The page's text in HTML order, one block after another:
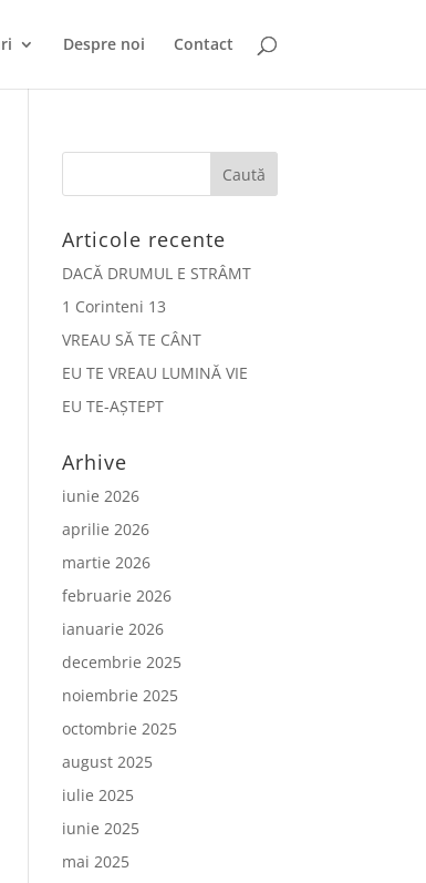
Despre noi Contact
Articole recente
DACĂ DRUMUL E STRÂMT
1 Corinteni 13
VREAU SĂ TE CÂNT
EU TE VREAU LUMINĂ VIE
EU TE-AȘTEPT
Arhive
iunie 2026
aprilie 2026
martie 2026
februarie 2026
ianuarie 2026
decembrie 2025
noiembrie 2025
octombrie 2025
august 2025
iulie 2025
iunie 2025
mai 2025